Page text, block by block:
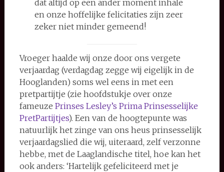
dat altijd op een ander moment inhale
en onze hoffelijke felicitaties zijn zeer
zeker niet minder gemeend!
Vroeger haalde wij onze door ons vergete
verjaardag (verdagdag zegge wij eigelijk in de
Hooglanden) soms wel eens in met een
pretpartijtje (zie hoofdstukje over onze
fameuze Prinses Lesley’s Prima Prinsesselijke
PretPartijtjes). Een van de hoogtepunte was
natuurlijk het zinge van ons heus prinsesselijk
verjaardagslied die wij, uiteraard, zelf verzonne
hebbe, met de Laaglandische titel, hoe kan het
ook anders: ‘Hartelijk gefeliciteerd met je